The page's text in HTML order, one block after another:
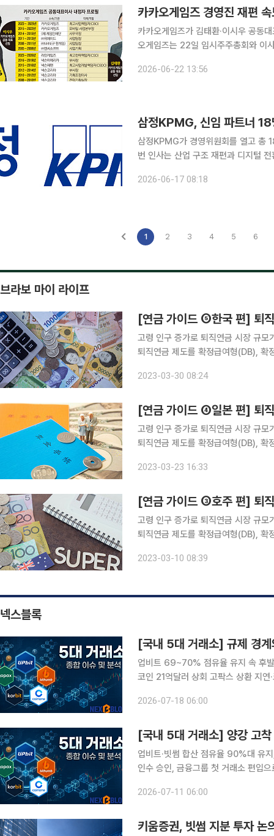
카카오게임즈 경영진 재편
카카오게임즈가 김태환·이시우 공동대
오게임즈는 22일 임시주주총회와 이
직후 열린 이사회에서 두 사람은 공
2026-06-22 13:56
삼정KPMG, 신임 파트너
삼정KPMG가 경영위원회를 열고 총
번 인사는 산업 구조 재편과 디지털
맞췄다. 신임 파트너들은 전자·유
2026-06-17 08:18
1 2 3 4 5 6
브라보 마이 라이프
[연금 가이드 ⑤한국 편] 퇴
고령 인구 증가로 퇴직연금 시장 규
퇴직연금 제도를 확정급여형(DB), 확
에 방치돼 수익률이 연 1% 수준에 그
2023-03-30 08:24
[연금 가이드 ④일본 편] 퇴
고령 인구 증가로 퇴직연금 시장 규
퇴직연금 제도를 확정급여형(DB), 확
에 방치돼 수익률이 연 1% 수준에 그
2023-03-23 16:33
[연금 가이드 ③호주 편] 퇴직
고령 인구 증가로 퇴직연금 시장 규
퇴직연금 제도를 확정급여형(DB), 확
에 방치돼 수익률이 연 1% 수준에 그
2023-03-10 08:39
넥스블록
[국내 5대 거래소] 규제 경
업비트 69~70% 점유율 유지 속 후
코인 21억달러 상회 고팍스 상환 지연·코빗 체질
고 있다는 점으로 압축된다. 1위 사업
2026-07-18 06:00
[국내 5대 거래소] 양강 고
업비트·빗썸 합산 점유율 90%대 유
인수 승인, 금융그룹 첫 거래소 편입
양강 구도를 유지하는 가운데, 중하위
2026-07-11 06:00
키움증권, 빗썸 지분 투자